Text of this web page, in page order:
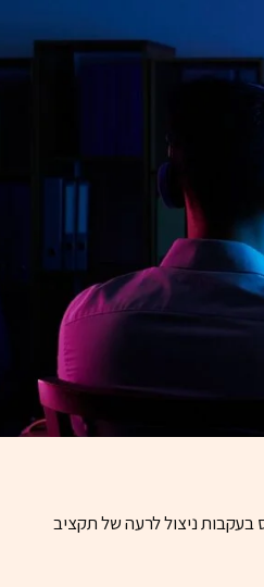
בלוס אנג’לס בעקבות ניצול לרעה של תקציב